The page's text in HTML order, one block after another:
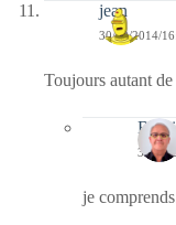
jean
30/12/2014/
Toujours autant
31/12/
je